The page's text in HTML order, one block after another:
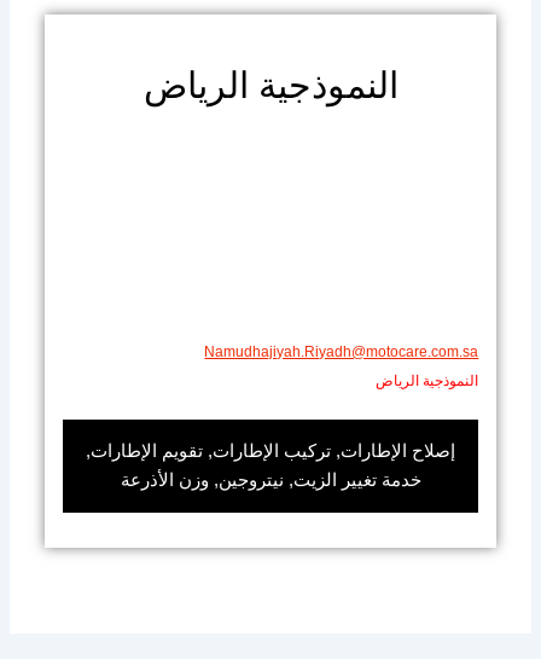
النموذجية الرياض
​​Namudhajiyah.Riyadh@motocare.com.sa​
النموذجية الرياض
إصلاح الإطارات, تركيب الإطارات, تقويم الإطارات,
خدمة تغيير الزيت, نيتروجين, وزن الأذرعة